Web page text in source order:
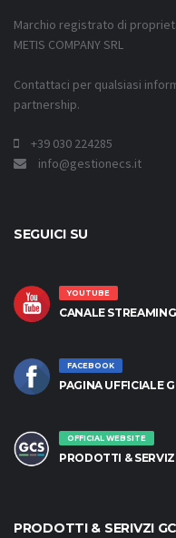
Marchio registrato di
METIS COMPANY SRL
Contattaci per qualsiasi
partnership.
+39 030 224285
info@gestionecs.it
SEGUICI SU
YOUTUBE
CANALE
FACEBOOK
PAGINA UFFICIALE
OFFICIAL WEBSITE
PRODOTTI &
PRODOTTI & SERIVZI